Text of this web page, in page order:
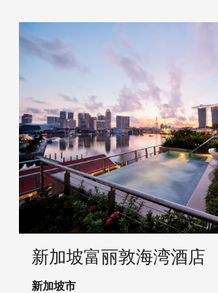
新加坡富丽敦海湾酒店
新加坡市